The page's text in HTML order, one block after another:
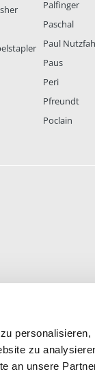
zu
an unsere
Palfinger
Paschal
Paul
Paus
Peri
Pfreundt
Poclain
FOREN